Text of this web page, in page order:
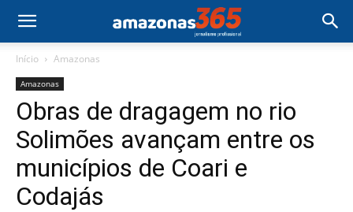
Início Amazonas
Amazonas
Obras de dragagem no rio
Solimões avançam entre os
municípios de Coari e
Codajás